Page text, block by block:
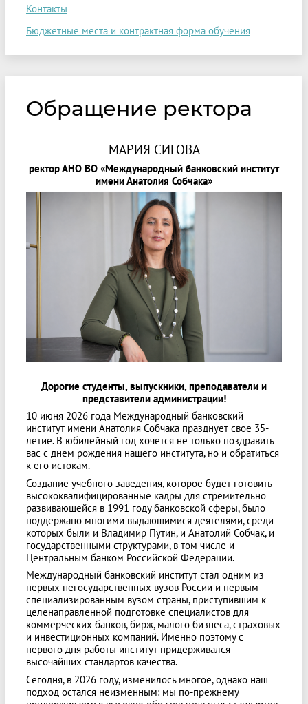
Контакты
Бюджетные места и контрактная форма обучения
Обращение ректора
МАРИЯ СИГОВА
ректор АНО ВО «Международный банковский институт
имени Анатолия Собчака»
Дорогие студенты, выпускники, преподаватели и
представители администрации!
10 июня 2026 года Международный банковский
институт имени Анатолия Собчака празднует свое 35-
летие. В юбилейный год хочется не только поздравить
вас с днем рождения нашего института, но и обратиться
к его истокам.
Создание учебного заведения, которое будет готовить
высококвалифицированные кадры для стремительно
развивающейся в 1991 году банковской сферы, было
поддержано многими выдающимися деятелями, среди
которых были и Владимир Путин, и Анатолий Собчак, и
государственными структурами, в том числе и
Центральным банком Российской Федерации.
Международный банковский институт стал одним из
первых негосударственных вузов России и первым
специализированным вузом страны, приступившим к
целенаправленной подготовке специалистов для
коммерческих банков, бирж, малого бизнеса, страховых
и инвестиционных компаний. Именно поэтому с
первого дня работы институт придерживался
высочайших стандартов качества.
Сегодня, в 2026 году, изменилось многое, однако наш
подход остался неизменным: мы по-прежнему